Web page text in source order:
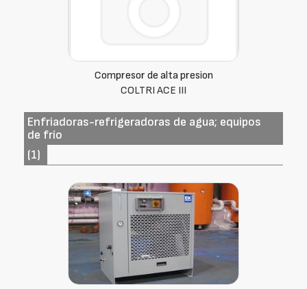
Compresor de alta presion
COLTRI ACE III
Enfriadoras-refrigeradoras de agua; equipos
de frío
(1)